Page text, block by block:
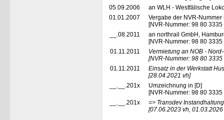
05.09.2006
an WLH - Westfälische
01.01.2007
Vergabe der NVR-Nummer
[NVR-Nummer: 98 80
__.08.2011
an northrail GmbH,
[NVR-Nummer: 98 80
01.11.2011
Vermietung an NOB -
[NVR-Nummer: 98 80
01.11.2011
Einsatz in der Werkstatt
[28.04.2021 vh]
__.__.201x
Umzeichnung in [D]
[NVR-Nummer: 98 80
__.__.201x
=> Transdev
[07.06.2023 vh, 01.03.2026